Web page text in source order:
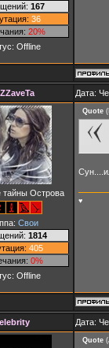
167
36
20%
Offline
Дата:
тайны Острова
Свои
1814
405
0%
Offline
Quote (
♥
Дата:
Quote (